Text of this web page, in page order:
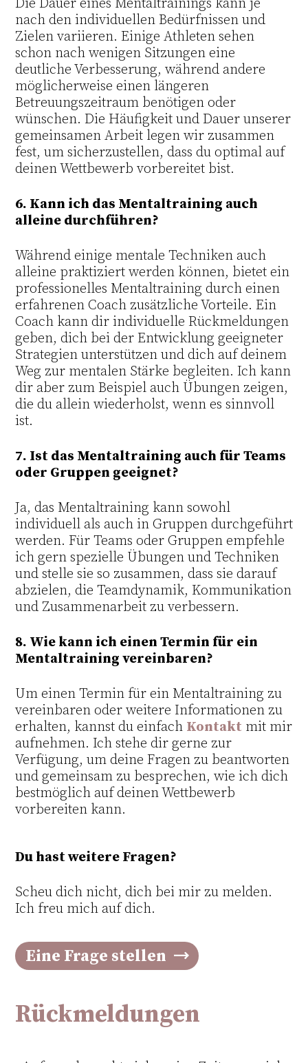
Die Dauer eines Mentaltrainings kann je
nach den individuellen Bedürfnissen und
Zielen variieren. Einige Athleten sehen
schon nach wenigen Sitzungen eine
deutliche Verbesserung, während andere
möglicherweise einen längeren
Betreuungszeitraum benötigen oder
wünschen. Die Häufigkeit und Dauer unserer
gemeinsamen Arbeit legen wir zusammen
fest, um sicherzustellen, dass du optimal auf
deinen Wettbewerb vorbereitet bist.
6. Kann ich das Mentaltraining auch
alleine durchführen?
Während einige mentale Techniken auch
alleine praktiziert werden können, bietet ein
professionelles Mentaltraining durch einen
erfahrenen Coach zusätzliche Vorteile. Ein
Coach kann dir individuelle Rückmeldungen
geben, dich bei der Entwicklung geeigneter
Strategien unterstützen und dich auf deinem
Weg zur mentalen Stärke begleiten. Ich kann
dir aber zum Beispiel auch Übungen zeigen,
die du allein wiederholst, wenn es sinnvoll
ist.
7. Ist das Mentaltraining auch für Teams
oder Gruppen geeignet?
Ja, das Mentaltraining kann sowohl
individuell als auch in Gruppen durchgeführt
werden. Für Teams oder Gruppen empfehle
ich gern spezielle Übungen und Techniken
und stelle sie so zusammen, dass sie darauf
abzielen, die Teamdynamik, Kommunikation
und Zusammenarbeit zu verbessern.
8. Wie kann ich einen Termin für ein
Mentaltraining vereinbaren?
Um einen Termin für ein Mentaltraining zu
vereinbaren oder weitere Informationen zu
erhalten, kannst du einfach Kontakt mit mir
aufnehmen. Ich stehe dir gerne zur
Verfügung, um deine Fragen zu beantworten
und gemeinsam zu besprechen, wie ich dich
bestmöglich auf deinen Wettbewerb
vorbereiten kann.
Du hast weitere Fragen?
Scheu dich nicht, dich bei mir zu melden.
Ich freu mich auf dich.
Eine Frage stellen
Rückmeldungen